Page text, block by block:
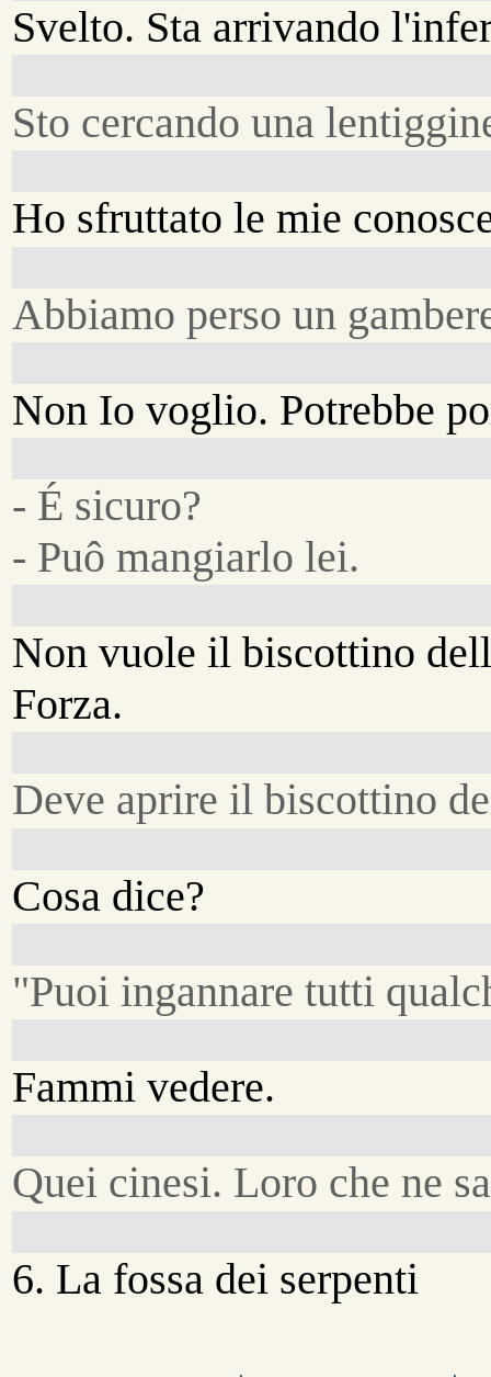
Svelto. Sta arrivando
Sto cercando una
Ho sfruttato le mie
Abbiamo perso un
Non Io voglio. Potrebbe
- É sicuro?
- Puô mangiarlo lei.
Non vuole il biscottino
Forza.
Deve aprire il biscottino
Cosa dice?
"Puoi ingannare tutti
Fammi vedere.
Quei cinesi. Loro che ne
6. La fossa dei serpenti